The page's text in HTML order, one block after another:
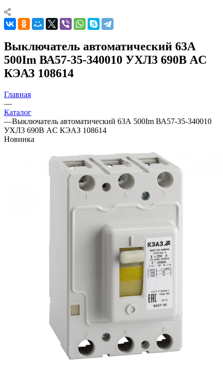
Выключатель автоматический 63А
500Im ВА57-35-340010 УХЛ3 690В AC
КЭАЗ 108614
Главная
—
Каталог
—Выключатель автоматический 63А 500Im ВА57-35-340010
УХЛ3 690В AC КЭАЗ 108614
Новинка